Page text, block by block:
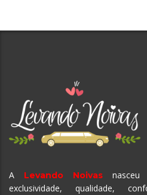
A Levando Noivas
exclusividade, qualidade,